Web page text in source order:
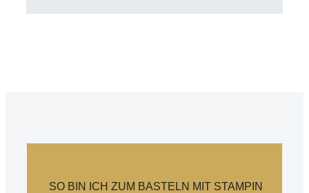
SO BIN ICH ZUM BASTELN MIT STAMPIN